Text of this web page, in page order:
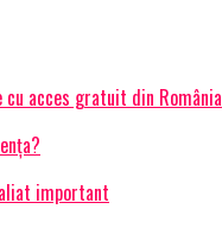
cu acces gratuit din România
important